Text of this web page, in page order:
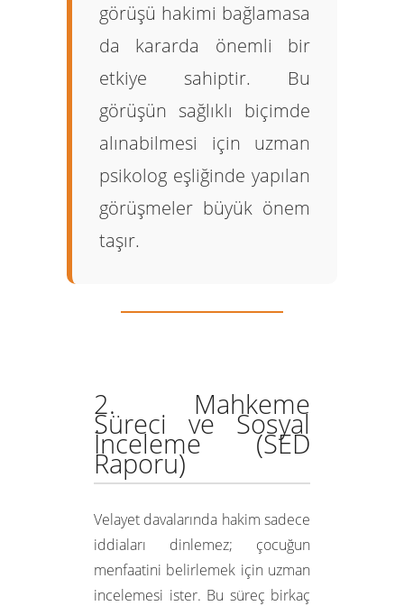
görüşü hakimi bağlamasa
da kararda önemli bir
etkiye sahiptir. Bu
görüşün sağlıklı biçimde
alınabilmesi için uzman
psikolog eşliğinde yapılan
görüşmeler büyük önem
taşır.
2. Mahkeme
Süreci ve Sosyal
İnceleme (SED
Raporu)
Velayet davalarında hakim sadece
iddiaları dinlemez; çocuğun
menfaatini belirlemek için uzman
incelemesi ister. Bu süreç birkaç